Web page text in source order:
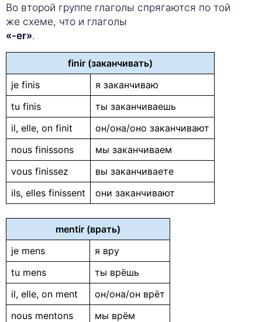
Во второй группе глаголы спрягаются по той
же схеме, что и глаголы
«-er».
finir (заканчивать)
je finis
я заканчиваю
tu finis
ты заканчиваешь
il, elle, on finit
он/она/оно заканчивают
nous finissons
мы заканчиваем
vous finissez
вы заканчиваете
ils, elles finissent
они заканчивают
mentir (врать)
je mens
я вру
tu mens
ты врёшь
il, elle, on ment
он/она/он врёт
nous mentons
мы врём